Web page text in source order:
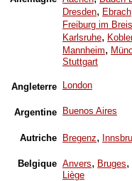
Dresden, Ebrach
Freiburg im
Karlsruhe,
Mannheim,
Stuttgart
Angleterre London
Argentine Buenos Aires
Autriche Bregenz,
Belgique Anvers, Bruges,
Liège